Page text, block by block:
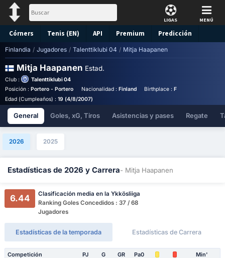
LIGAS MENÚ
Córners Tenis (EN) API Premium Predicción
Finlandia / Jugadores / Talenttiklubi 04 / Mitja Haapanen
Mitja Haapanen Estad.
Club :
Talenttiklubi 04
Posición : Portero - Portero Nacionalidad : Finland Birthplace :Finland - Finland
Edad (Cumpleaños) : 19 (4/8/2007)
General Goles, xG, Tiros Asistencias y pases Regate
2026 2025
Estadísticas de 2026 y Carrera- Mitja Haapanen
6.44
Clasificación media en la Ykkösliiga
Ranking Goles Concedidos : 37 / 68
Jugadores
Estadísticas de la temporada Estadísticas de Carrera
Competición PJ G GR Pa0 Min'